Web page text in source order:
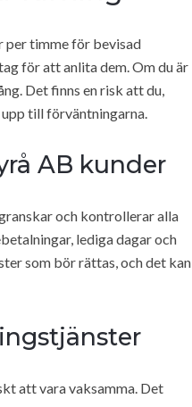
per timme för bevisad
för att anlita dem. Om du är
Det finns en risk att du,
till förväntningarna.
AB kunder
och kontrollerar alla
lediga dagar och
som bör rättas, och det kan
att vara vaksamma. Det